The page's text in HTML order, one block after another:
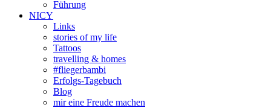
Führung
NICY
Links
stories of my life
Tattoos
travelling & homes
#fliegerbambi
Erfolgs-Tagebuch
Blog
mir eine Freude machen